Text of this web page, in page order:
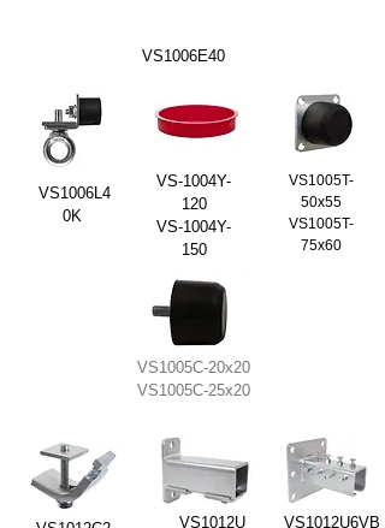
VS1006E40
VS1006L4
0K
VS-1004Y-
120
VS-1004Y-
150
VS1005T-
50x55
VS1005T-
75x60
VS1005C-20x20
VS1005C-25x20
VS1012U VS1012U6VB